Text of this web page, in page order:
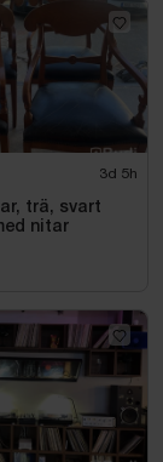
3d 5h
trä, svart
nitar